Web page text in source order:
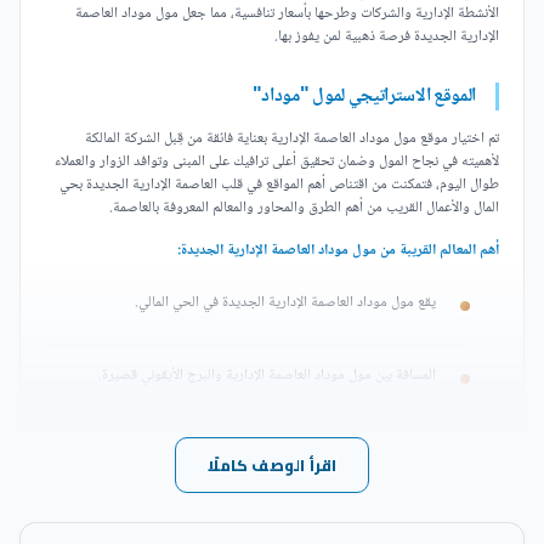
الأنشطة الإدارية والشركات وطرحها بأسعار تنافسية، مما جعل مول موداد العاصمة
الإدارية الجديدة فرصة ذهبية لمن يفوز بها.
الموقع الاستراتيجي لمول "موداد"
تم اختيار موقع مول موداد العاصمة الإدارية بعناية فائقة من قِبل الشركة المالكة
لأهميته في نجاح المول وضمان تحقيق أعلى ترافيك على المبنى وتوافد الزوار والعملاء
طوال اليوم، فتمكنت من اقتناص أهم المواقع في قلب العاصمة الإدارية الجديدة بحي
المال والأعمال القريب من أهم الطرق والمحاور والمعالم المعروفة بالعاصمة.
أهم المعالم القريبة من مول موداد العاصمة الإدارية الجديدة:
يقع مول موداد العاصمة الإدارية الجديدة في الحي المالي.
المسافة بين مول موداد العاصمة الإدارية والبرج الأيقوني قصيرة.
يطل موداد العاصمة على النهر الأخضر.
يمكن الوصول بسهولة إلى موداد العاصمة الجديدة عبر الطريق الدائري
اقرأ الوصف كاملًا